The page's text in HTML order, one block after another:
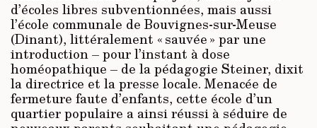
d’écoles libres subventionnées, mais aussi
l’école communale de Bouvignes-sur-Meuse
(Dinant), littéralement « sauvée » par une
introduction – pour l’instant à dose
homéopathique – de la pédagogie Steiner, dixit
la directrice et la presse locale. Menacée de
fermeture faute d’enfants, cette école d’un
quartier populaire a ainsi réussi à séduire de